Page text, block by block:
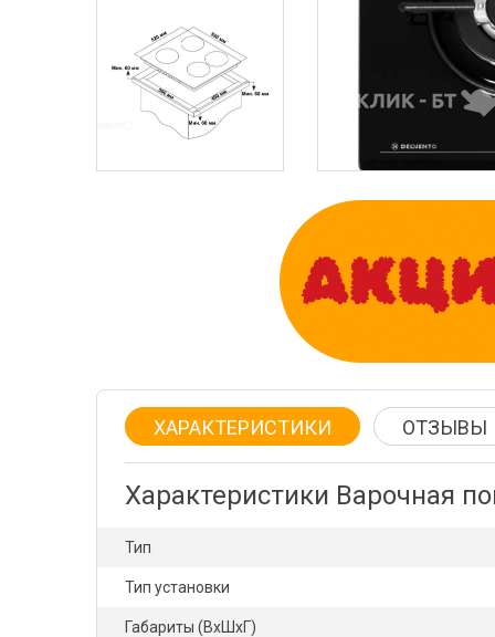
ХАРАКТЕРИСТИКИ ОТЗЫВЫ
Характеристики Варочная
Тип
Тип установки
Габариты (ВхШхГ)